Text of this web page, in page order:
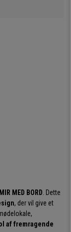
MED BORD . Dette
, der vil give et
af fremragende